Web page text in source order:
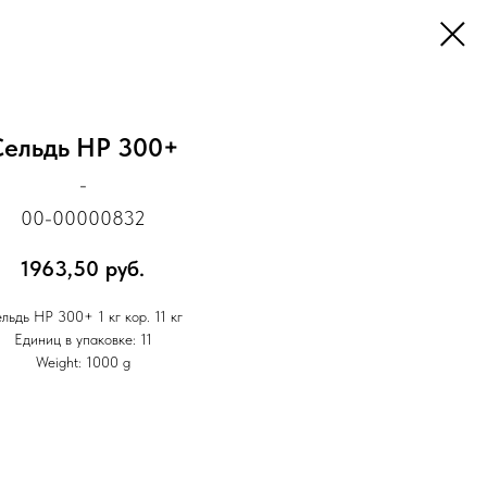
НР 300+
-
00-00000832
1963,50 руб.
НР 300+ 1 кг кор. 11 кг
Единиц в упаковке: 11
Weight: 1000 g